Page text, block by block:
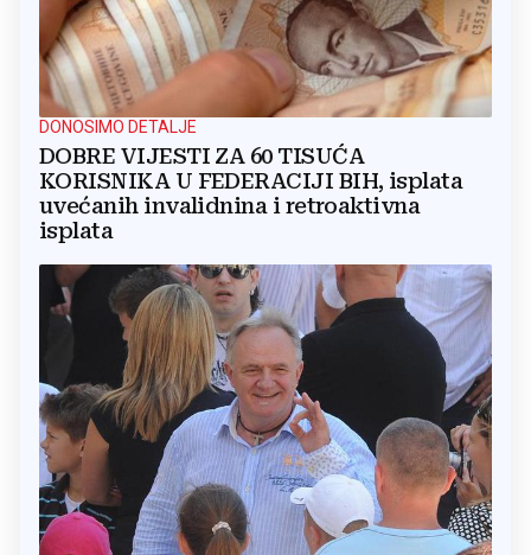
DONOSIMO DETALJE
DOBRE VIJESTI ZA 60 TISUĆA
KORISNIKA U FEDERACIJI BIH, isplata
uvećanih invalidnina i retroaktivna
isplata